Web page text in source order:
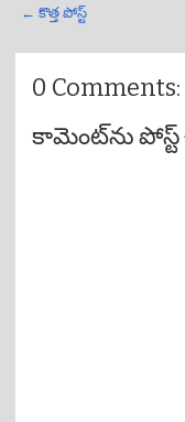
← కొత్త పోస్ట్
0 Comments:
కామెంట్‌ను